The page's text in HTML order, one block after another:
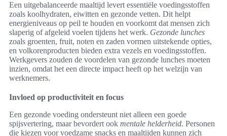
Een uitgebalanceerde maaltijd levert essentiële voedingsstoffen
zoals koolhydraten, eiwitten en gezonde vetten. Dit helpt
energieniveaus op peil te houden en voorkomt dat mensen zich
slaperig of afgeleid voelen tijdens het werk. Gezonde lunches
zoals groenten, fruit, noten en zaden vormen uitstekende opties,
en volkorenproducten bieden extra vezels en voedingsstoffen.
Werkgevers zouden de voordelen van gezonde lunches moeten
inzien, omdat het een directe impact heeft op het welzijn van
werknemers.
Invloed op productiviteit en focus
Een gezonde voeding ondersteunt niet alleen een goede
spijsvertering, maar bevordert ook mentale helderheid. Personen
die kiezen voor voedzame snacks en maaltijden kunnen zich